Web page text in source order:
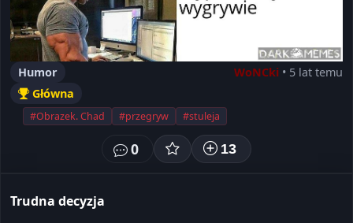
Humor WoNCki • 5 lat temu
Główna
#Obrazek. Chad #przegryw #stuleja
0 13
Trudna decyzja